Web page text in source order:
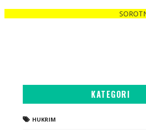
KATEGORI
HUKRIM